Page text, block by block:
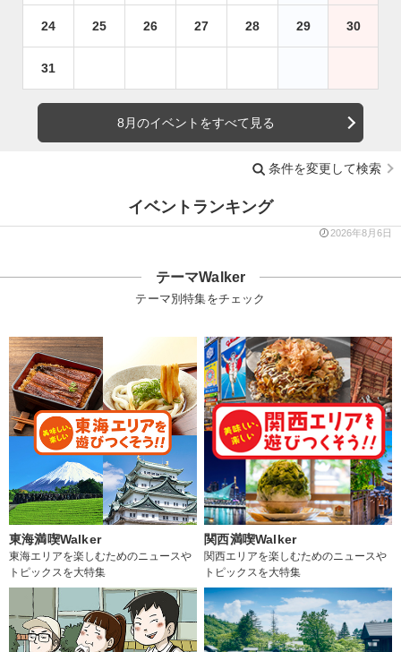
24 25 26 27 28 29 30
31
8月のイベントをすべて見る
条件を変更して検索
イベントランキング
2026年8月6日
テーマWalker
テーマ別特集をチェック
東海満喫Walker
東海エリアを楽しむためのニュースや
トピックスを大特集
関西満喫Walker
関西エリアを楽しむためのニュースや
トピックスを大特集